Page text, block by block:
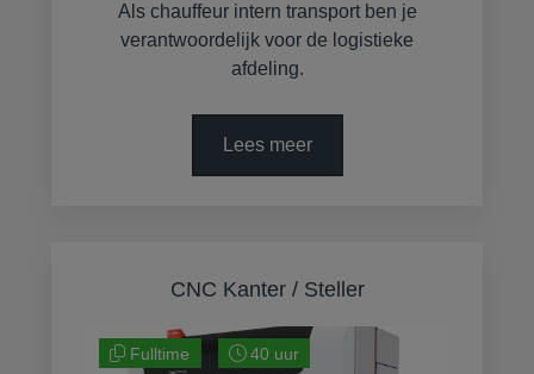
Als chauffeur intern transport ben je
verantwoordelijk voor de logistieke
afdeling.
Lees meer
CNC Kanter / Steller
Fulltime 40 uur